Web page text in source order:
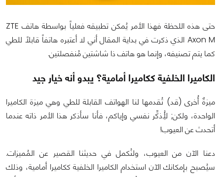
حتى هذه اللحظة فهذا الأمر يُمكن تطبيقه فعلياً بواسطة هاتف ZTE
Axon M الذي ذكرت في بداية المقال أني لا أعتبره هاتفاً قابلاً للطي
كما يتم تصنيفه، وإنما هو هاتف ذا شاشتين مُنفصلتين.
الكاميرا الخلفية ككاميرا أمامية؟ يبدو أنه خيار جيد
ميزةٌ أُخرى (قد) تُقدمها لنا الهواتف القابلة للطي وهي ميزة الكاميرا
الواحدة، ولكن; لِأُذكِّر نفسي وإياكم، فأنا سأذكر هذا الأمر ذاته عندما
أتحدث عن العيوب!
دعنا الآن من العيوب، ولنُكمل في حديثنا القصير عن المُميزات.
سيُصبح بإمكانك الآن استخدام الكاميرا الخلفية ككاميرا أمامية، وذلك